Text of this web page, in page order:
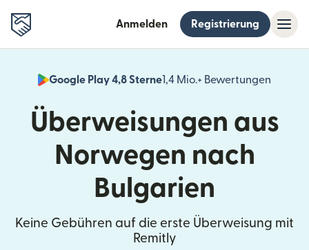
Anmelden Registrierung
Google Play 4,8 Sterne1,4 Mio.+ Bewertungen
Überweisungen aus
Norwegen nach
Bulgarien
Keine Gebühren auf die erste Überweisung mit
Remitly